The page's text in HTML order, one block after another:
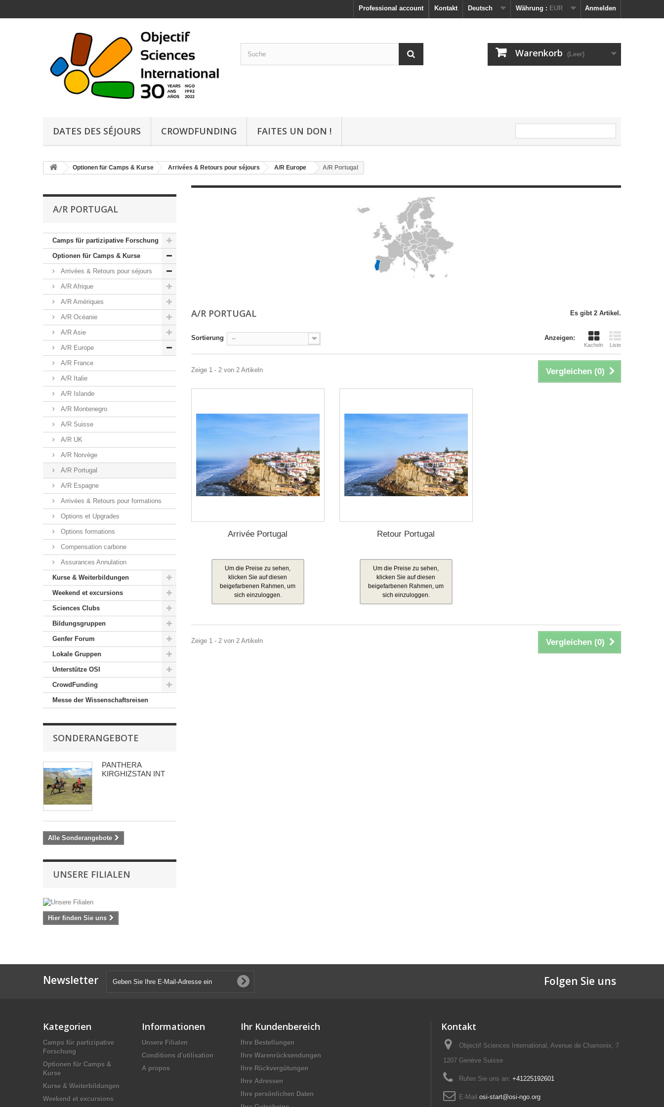
Anmelden
Währung : EUR
Deutsch
Kontakt
Professional account
Warenkorb (Leer)
DATES DES SÉJOURS CROWDFUNDING FAITES UN DON !
Optionen für Camps & Kurse Arrivées & Retours pour séjours A/R Europe A/R Portugal
A/R PORTUGAL
Camps für partizipative Forschung
Optionen für Camps & Kurse
Arrivées & Retours pour séjours
A/R Afrique
A/R Amériques
A/R Océanie
A/R Asie
A/R Europe
A/R France
A/R Italie
A/R Islande
A/R Montenegro
A/R Suisse
A/R UK
A/R Norvège
A/R Portugal
A/R Espagne
Arrivées & Retours pour formations
Options et Upgrades
Options formations
Compensation carbone
Assurances Annulation
Kurse & Weiterbildungen
Weekend et excursions
Sciences Clubs
Bildungsgruppen
Genfer Forum
Lokale Gruppen
Unterstütze OSI
CrowdFunding
Messe der Wissenschaftsreisen
SONDERANGEBOTE
PANTHERA
KIRGHIZSTAN INT
Alle Sonderangebote
UNSERE FILIALEN
Hier finden Sie uns
A/R PORTUGAL Es gibt 2 Artikel.
Anzeigen:
Kacheln Liste
Sortierung --
Vergleichen (0)
Zeige 1 - 2 von 2 Artikeln
Arrivée Portugal
Um die Preise zu sehen,
klicken Sie auf diesen
beigefarbenen Rahmen, um
sich einzuloggen.
Retour Portugal
Um die Preise zu sehen,
klicken Sie auf diesen
beigefarbenen Rahmen, um
sich einzuloggen.
Vergleichen (0)
Zeige 1 - 2 von 2 Artikeln
Newsletter Folgen Sie uns
Kategorien
Camps für partizipative
Forschung
Optionen für Camps &
Kurse
Kurse & Weiterbildungen
Weekend et excursions
Informationen
Unsere Filialen
Conditions d'utilisation
A propos
Ihr Kundenbereich
Ihre Bestellungen
Ihre Warenrücksendungen
Ihre Rückvergütungen
Ihre Adressen
Ihre persönlichen Daten
Kontakt
Objectif Sciences International, Avenue de Chamonix, 7
1207 Genève Suisse
Rufen Sie uns an: +41225192601
E-Mail osi-start@osi-ngo.org